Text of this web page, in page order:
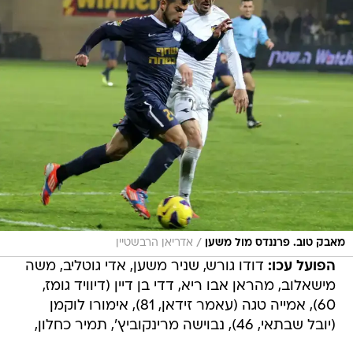
מאבק טוב. פרננדס מול משען / אדריאן הרבשטיין
הפועל עכו: דודו גורש, שניר משען, אדי גוטליב, משה
מישאלוב, מהראן אבו ריא, דדי בן דיין (דיוויד גומז,
60), אמייה טגה (עאמר זידאן, 81), אימורו לוקמן
(יובל שבתאי, 46), נבוישה מרינקוביץ', תמיר כחלון,